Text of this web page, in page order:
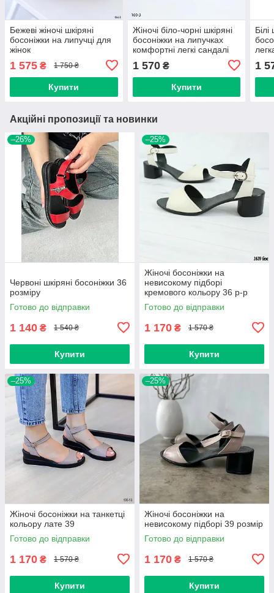
Бежеві жіночі шкіряні
босоніжки на липучці для
жінок
1 575 ₴ 1 750 ₴
Купити
Жіночі біло-чорні шкіряні
босоніжки на липучках
комфортні легкі сандалі
1 570₴
Купити
Білі
1
Акційні пропозиції та новинки
–26%
Червоні шкіряні босоніжки 36
розміру
Готово до відправки
1 140 ₴ 1 540 ₴
Купити
–25%
Жіночі босоніжки на
невисокому підборі
кремового кольору 36 р-р
Готово до відправки
1 170 ₴ 1 570 ₴
Купити
–25%
Жіночі босоніжки на танкетці
кольору лате 39
Готово до відправки
1 170 ₴ 1 570 ₴
Купити
–25%
Жіночі босоніжки на
невисокому підборі 39 розмір
Готово до відправки
1 170 ₴ 1 570 ₴
Купити